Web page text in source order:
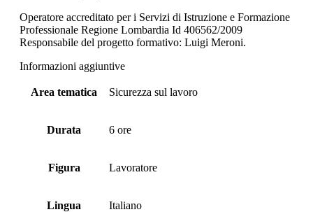
Operatore accreditato per i Servizi di Istruzione e Formazione
Professionale Regione Lombardia Id 406562/2009
Responsabile del progetto formativo: Luigi Meroni.
Informazioni aggiuntive
Area tematica Sicurezza sul lavoro
Durata 6 ore
Figura Lavoratore
Lingua Italiano